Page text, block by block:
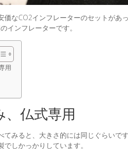
価なCO2インフレーターのセットがあ
インフレーターです。
用
、仏式専用
てみると、大きさ的には同じぐらいで
しかっかりしています。